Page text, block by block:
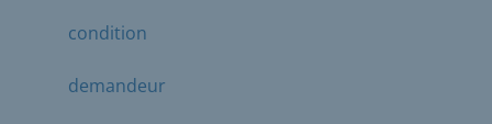
condition
demandeur